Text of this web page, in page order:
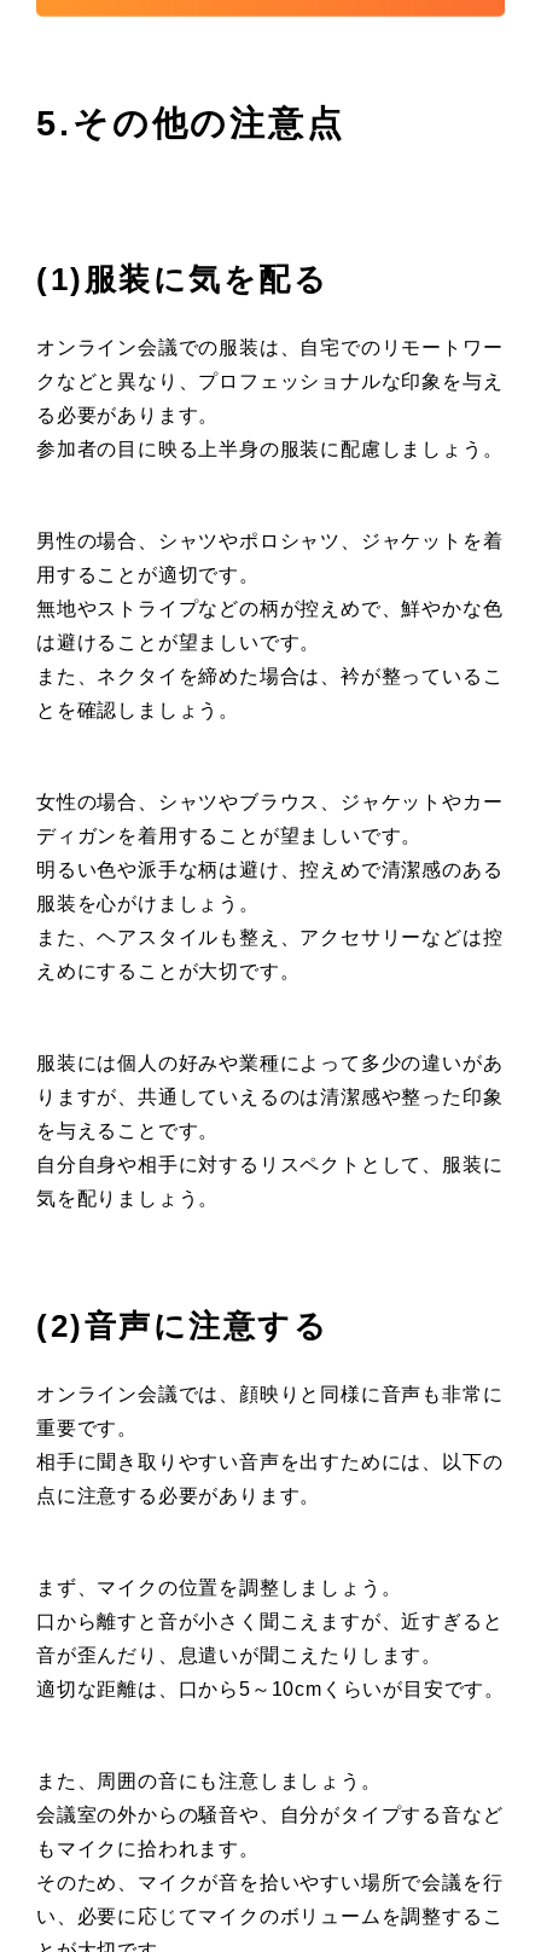
5.その他の注意点
(1)服装に気を配る
オンライン会議での服装は、自宅でのリモートワー
クなどと異なり、プロフェッショナルな印象を与え
る必要があります。
参加者の目に映る上半身の服装に配慮しましょう。
男性の場合、シャツやポロシャツ、ジャケットを着
用することが適切です。
無地やストライプなどの柄が控えめで、鮮やかな色
は避けることが望ましいです。
また、ネクタイを締めた場合は、衿が整っているこ
とを確認しましょう。
女性の場合、シャツやブラウス、ジャケットやカー
ディガンを着用することが望ましいです。
明るい色や派手な柄は避け、控えめで清潔感のある
服装を心がけましょう。
また、ヘアスタイルも整え、アクセサリーなどは控
えめにすることが大切です。
服装には個人の好みや業種によって多少の違いがあ
りますが、共通していえるのは清潔感や整った印象
を与えることです。
自分自身や相手に対するリスペクトとして、服装に
気を配りましょう。
(2)音声に注意する
オンライン会議では、顔映りと同様に音声も非常に
重要です。
相手に聞き取りやすい音声を出すためには、以下の
点に注意する必要があります。
まず、マイクの位置を調整しましょう。
口から離すと音が小さく聞こえますが、近すぎると
音が歪んだり、息遣いが聞こえたりします。
適切な距離は、口から5～10cmくらいが目安です。
また、周囲の音にも注意しましょう。
会議室の外からの騒音や、自分がタイプする音など
もマイクに拾われます。
そのため、マイクが音を拾いやすい場所で会議を行
い、必要に応じてマイクのボリュームを調整するこ